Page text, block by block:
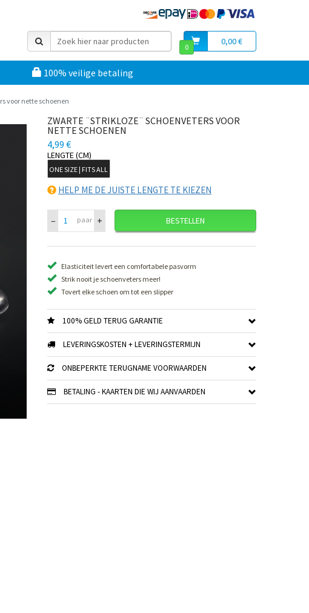
0,00 €
0
100% veilige betaling
voor nette schoenen
ZWARTE ¨STRIKLOZE¨ SCHOENVETERS VOOR
NETTE SCHOENEN
4,99 €
LENGTE (CM)
ONE SIZE | FITS ALL
HELP ME DE JUISTE LENGTE TE KIEZEN
– paar + BESTELLEN
Elasticiteit levert een comfortabele pasvorm
Strik nooit je schoenveters meer!
Tovert elke schoen om tot een slipper
100% GELD TERUG GARANTIE
LEVERINGSKOSTEN + LEVERINGSTERMIJN
ONBEPERKTE TERUGNAME VOORWAARDEN
BETALING - KAARTEN DIE WIJ AANVAARDEN